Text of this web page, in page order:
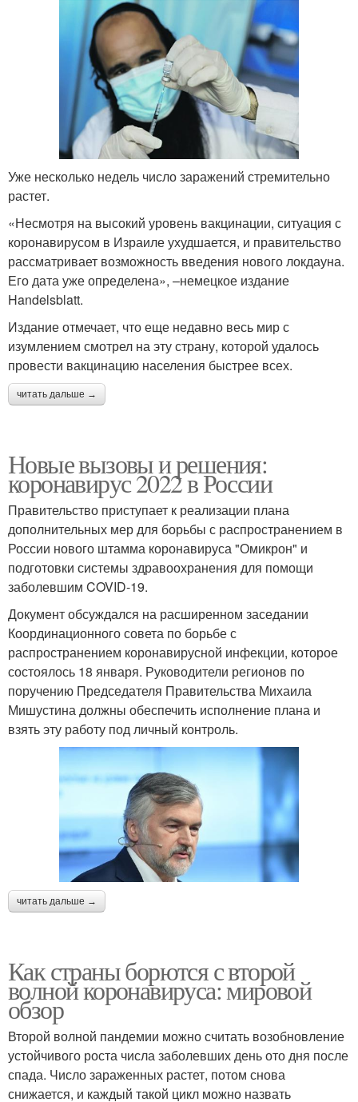
Уже несколько недель число заражений стремительно
растет.
«Несмотря на высокий уровень вакцинации, ситуация с
коронавирусом в Израиле ухудшается, и правительство
рассматривает возможность введения нового локдауна.
Его дата уже определена», –немецкое издание
Handelsblatt.
Издание отмечает, что еще недавно весь мир с
изумлением смотрел на эту страну, которой удалось
провести вакцинацию населения быстрее всех.
читать дальше →
Новые вызовы и решения:
коронавирус 2022 в России
Правительство приступает к реализации плана
дополнительных мер для борьбы с распространением в
России нового штамма коронавируса "Омикрон" и
подготовки системы здравоохранения для помощи
заболевшим COVID-19.
Документ обсуждался на расширенном заседании
Координационного совета по борьбе с
распространением коронавирусной инфекции, которое
состоялось 18 января. Руководители регионов по
поручению Председателя Правительства Михаила
Мишустина должны обеспечить исполнение плана и
взять эту работу под личный контроль.
читать дальше →
Как страны борются с второй
волной коронавируса: мировой
обзор
Второй волной пандемии можно считать возобновление
устойчивого роста числа заболевших день ото дня после
спада. Число зараженных растет, потом снова
снижается, и каждый такой цикл можно назвать